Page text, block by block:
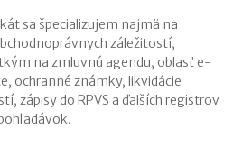
sa špecializujem najmä na
záležitostí,
na zmluvnú agendu, oblasť e-
ochranné známky, likvidácie
zápisy do RPVS a ďalších registrov